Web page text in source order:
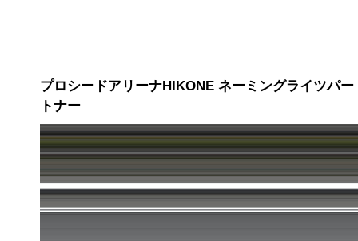
プロシードアリーナHIKONE ネーミングライツパー
トナー